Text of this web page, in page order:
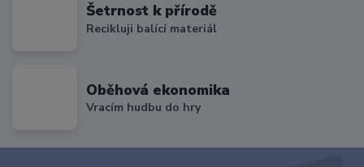
Šetrnost k přírodě
Recikluji balící materiál
Oběhová ekonomika
Vracím hudbu do hry